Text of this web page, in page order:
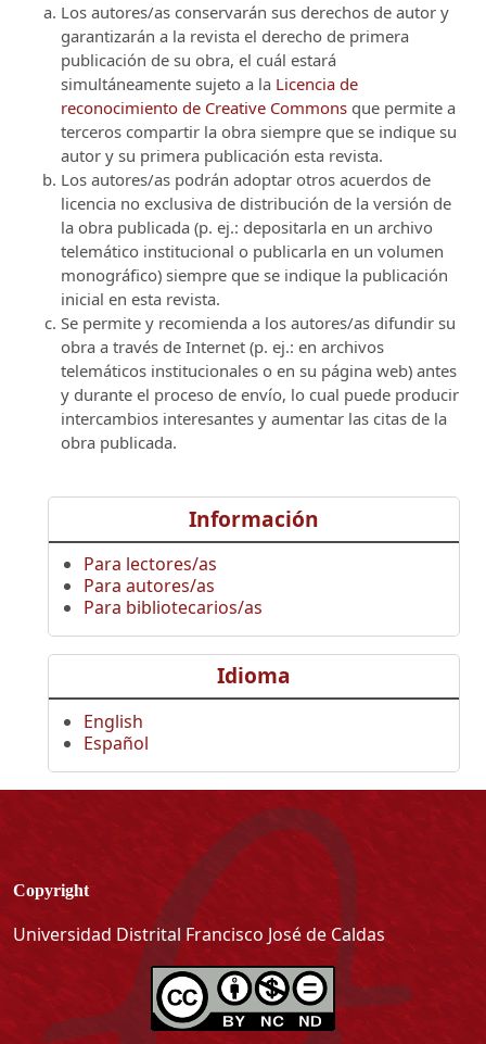
Los autores/as conservarán sus derechos de autor y
garantizarán a la revista el derecho de primera
publicación de su obra, el cuál estará
simultáneamente sujeto a la Licencia de
reconocimiento de Creative Commons que permite a
terceros compartir la obra siempre que se indique su
autor y su primera publicación esta revista.
Los autores/as podrán adoptar otros acuerdos de
licencia no exclusiva de distribución de la versión de
la obra publicada (p. ej.: depositarla en un archivo
telemático institucional o publicarla en un volumen
monográfico) siempre que se indique la publicación
inicial en esta revista.
Se permite y recomienda a los autores/as difundir su
obra a través de Internet (p. ej.: en archivos
telemáticos institucionales o en su página web) antes
y durante el proceso de envío, lo cual puede producir
intercambios interesantes y aumentar las citas de la
obra publicada.
Información
Para lectores/as
Para autores/as
Para bibliotecarios/as
Idioma
English
Español
Copyright
Universidad Distrital Francisco José de Caldas